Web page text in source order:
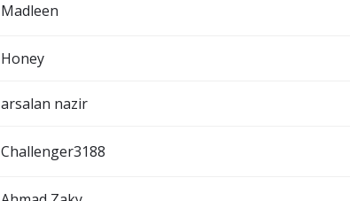
Madleen
Honey
arsalan nazir
Challenger3188